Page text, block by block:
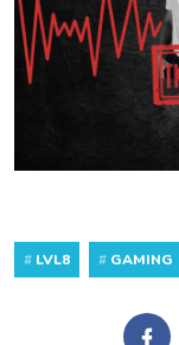
# LVL8 # GAMING